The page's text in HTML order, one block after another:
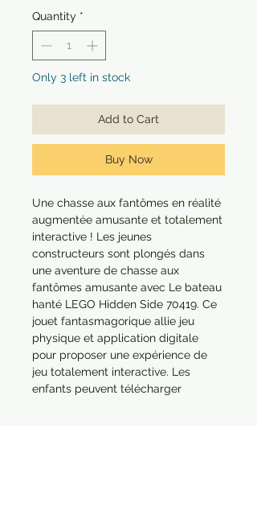
Quantity *
Only 3 left in stock
Add to Cart
Buy Now
Une chasse aux fantômes en réalité
augmentée amusante et totalement
interactive ! Les jeunes
constructeurs sont plongés dans
une aventure de chasse aux
fantômes amusante avec Le bateau
hanté LEGO Hidden Side 70419. Ce
jouet fantasmagorique allie jeu
physique et application digitale
pour proposer une expérience de
jeu totalement interactive. Les
enfants peuvent télécharger